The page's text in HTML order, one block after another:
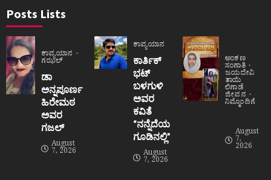
Posts Lists
ಕಾವ್ಯಯಾನ
ಗಝಲ್
ಡಾ
ಅನ್ನಪೂರ್ಣ
ಹಿರೇಮಠ
ಅವರ
ಗಜಲ್
August
7, 2026
ಕಾವ್ಯಯಾನ
ಕಾರ್ತಿಕ್
ಭಟ್
ಬಳಗುಳಿ
ಅವರ
ಕವಿತೆ
“ನನ್ನೆದೆಯ
ಗೂಡಿನಲ್ಲಿ”
August
7, 2026
ಅಂಕಣ
ಸಂಗಾತಿ
ಜಯದೇವಿ
ತಾಯಿ
ಲಿಗಾಡೆ
ಜೀವನ
ನಿಮ್ಮೊಂದಿಗೆ
August
7,
2026